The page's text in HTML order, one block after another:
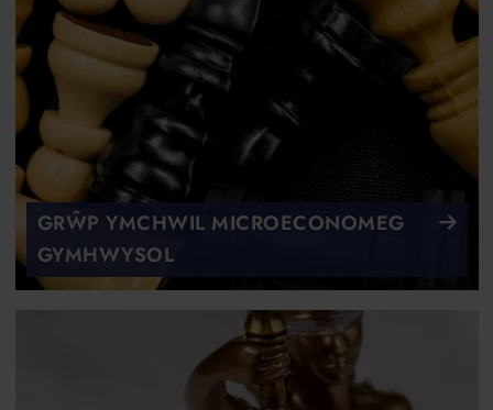
GRŴP YMCHWIL MICROECONOMEG
GYMHWYSOL